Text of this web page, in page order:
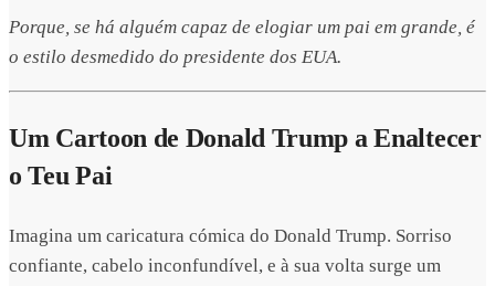
Porque, se há alguém capaz de elogiar um pai em grande, é
o estilo desmedido do presidente dos EUA.
Um Cartoon de Donald Trump a Enaltecer
o Teu Pai
Imagina um caricatura cómica do Donald Trump. Sorriso
confiante, cabelo inconfundível, e à sua volta surge um